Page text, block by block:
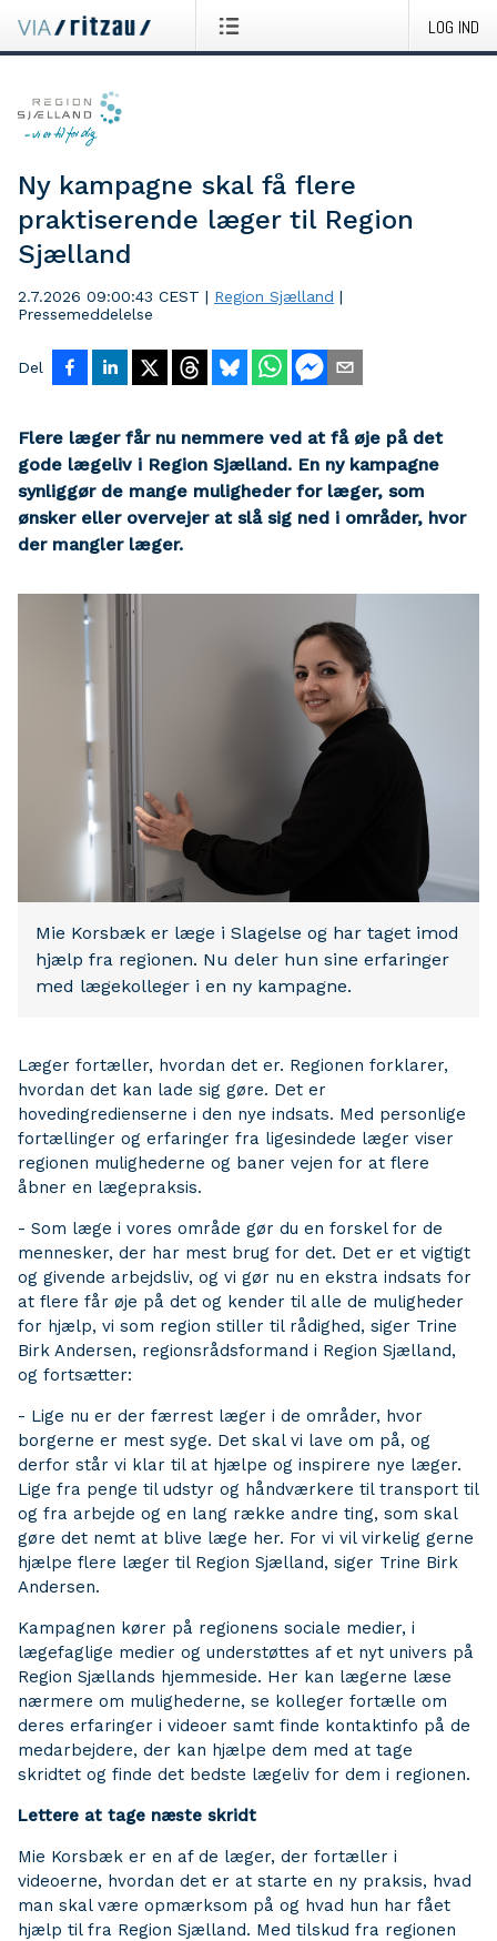
LOG IND
Ny kampagne skal få flere
praktiserende læger til Region
Sjælland
2.7.2026 09:00:43 CEST | Region Sjælland |
Pressemeddelelse
Del
Flere læger får nu nemmere ved at få øje på det
gode lægeliv i Region Sjælland. En ny kampagne
synliggør de mange muligheder for læger, som
ønsker eller overvejer at slå sig ned i områder, hvor
der mangler læger.
Mie Korsbæk er læge i Slagelse og har taget imod
hjælp fra regionen. Nu deler hun sine erfaringer
med lægekolleger i en ny kampagne.
Læger fortæller, hvordan det er. Regionen forklarer,
hvordan det kan lade sig gøre. Det er
hovedingredienserne i den nye indsats. Med personlige
fortællinger og erfaringer fra ligesindede læger viser
regionen mulighederne og baner vejen for at flere
åbner en lægepraksis.
- Som læge i vores område gør du en forskel for de
mennesker, der har mest brug for det. Det er et vigtigt
og givende arbejdsliv, og vi gør nu en ekstra indsats for
at flere får øje på det og kender til alle de muligheder
for hjælp, vi som region stiller til rådighed, siger Trine
Birk Andersen, regionsrådsformand i Region Sjælland,
og fortsætter:
- Lige nu er der færrest læger i de områder, hvor
borgerne er mest syge. Det skal vi lave om på, og
derfor står vi klar til at hjælpe og inspirere nye læger.
Lige fra penge til udstyr og håndværkere til transport til
og fra arbejde og en lang række andre ting, som skal
gøre det nemt at blive læge her. For vi vil virkelig gerne
hjælpe flere læger til Region Sjælland, siger Trine Birk
Andersen.
Kampagnen kører på regionens sociale medier, i
lægefaglige medier og understøttes af et nyt univers på
Region Sjællands hjemmeside. Her kan lægerne læse
nærmere om mulighederne, se kolleger fortælle om
deres erfaringer i videoer samt finde kontaktinfo på de
medarbejdere, der kan hjælpe dem med at tage
skridtet og finde det bedste lægeliv for dem i regionen.
Lettere at tage næste skridt
Mie Korsbæk er en af de læger, der fortæller i
videoerne, hvordan det er at starte en ny praksis, hvad
man skal være opmærksom på og hvad hun har fået
hjælp til fra Region Sjælland. Med tilskud fra regionen